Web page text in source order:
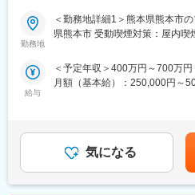
格取得。なお、資格取得のため
■1～3か月目
※研修終了後は現場業務は無く
■3～6か月目
所運営を行います。※上司がメ
います。
■本配属後
・各事業所の課題や目的に合わ
ます。
122日・プライベート重視の働
を中心とした開発プロジェクト
ECU、走行支援制御、通信系等
■配属先
・エンジニアリング事業本部に
※配属先平均人数は約5人で複数
勤務地
＜勤務地詳細1＞熊本県熊本市
県熊本市 受動喫煙対策：屋内
煙対策：屋内喫煙可能場所あり
給与
＜予定年収＞400万円～700万
月額（基本給）：250,000円～
あくまでも目安の金額であり、
ります。月給(月額)は固定手当
気になる